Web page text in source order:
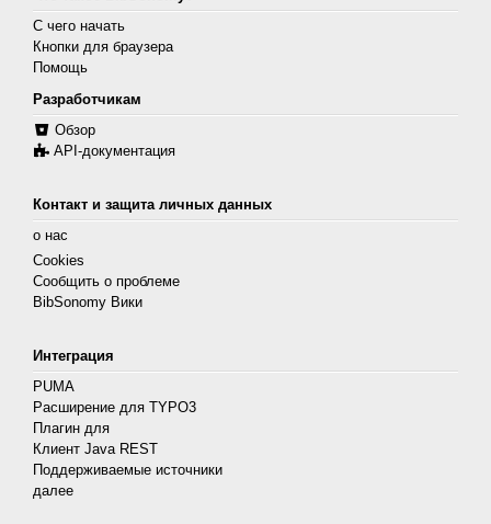
С чего начать
Кнопки для браузера
Помощь
Разработчикам
Обзор
API-документация
Контакт и защита личных данных
о нас
Cookies
Сообщить о проблеме
BibSonomy Вики
Интеграция
PUMA
Расширение для TYPO3
Плагин для
Клиент Java REST
Поддерживаемые источники
далее